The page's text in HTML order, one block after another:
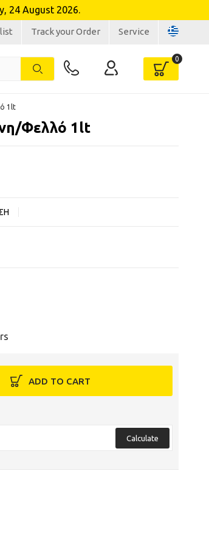
24 August 2026.
Track your Order Service
1lt
Φελλό 1lt
ADD TO CART
Calculate